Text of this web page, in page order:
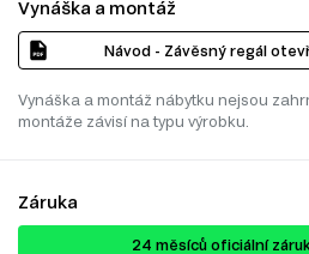
Vynáška a montáž
Návod - Závěsný regál
Vynáška a montáž nábytku nejsou
montáže závisí na typu výrobku.
Záruka
24 ​​​​měsíců oficiální